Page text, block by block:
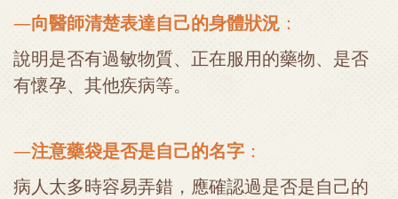
—向醫師清楚表達自己的身體狀況 ：
說明是否有過敏物質、正在服用的藥物、是否
有懷孕、其他疾病等。
—注意藥袋是否是自己的名字 ：
病人太多時容易弄錯，應確認過是否是自己的